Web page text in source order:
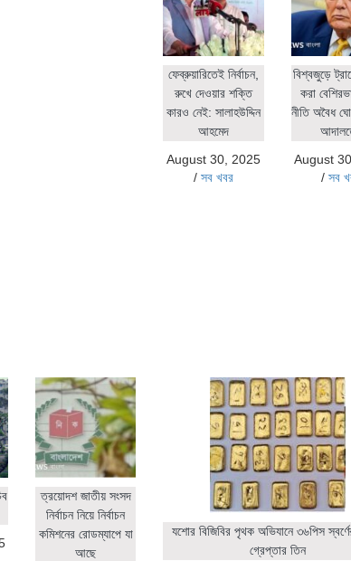
ফেব্রুয়ারিতেই নির্বাচন,
রুখে দেওয়ার শক্তি
কারও নেই: সালাহউদ্দিন
আহমেদ
August 30, 2025
/সব খবর
বিশ্বজুড়ে
করা
নীতি অবৈধ
August
/সব
ত্রয়োদশ জাতীয় সংসদ
নির্বাচন নিয়ে নির্বাচন
কমিশনের রোডম্যাপে যা
আছে
যশোর বিজিবির পৃথক অভিযানে ৩৬পিস
গ্রেপ্তার তিন